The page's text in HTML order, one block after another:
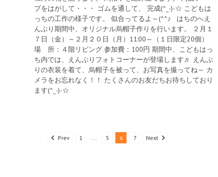
プをはがして・・・ ゴムを通して、 完成(^_-)-☆ こどもは
っちの工作の様子です。 似合ってるよ～(^^♪ はちのへえ
んぶり期間中、オリジナル烏帽子作りを行います。 ２月１
７日（金）～２月２０日（月）11:00～（１日限定20個）
場 所：４階リビング 参加費：100円 期間中、こどもはっ
ち内では、えんぶりフォトコーナーが登場します♬ えんぶ
りの衣装を着て、烏帽子を被って、お写真を撮ってね～ カ
メラをお忘れなく！！ たくさんのお友だちお待ちしており
ます(^_-)-☆
Prev 1 5 6 7 Next